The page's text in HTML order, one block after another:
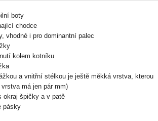
boty
chodce
vhodné i pro dominantní palec
kolem kotníku
a vnitřní stélkou je ještě měkká vrstva, kterou
má jen pár mm)
okraj špičky a v patě
pásky